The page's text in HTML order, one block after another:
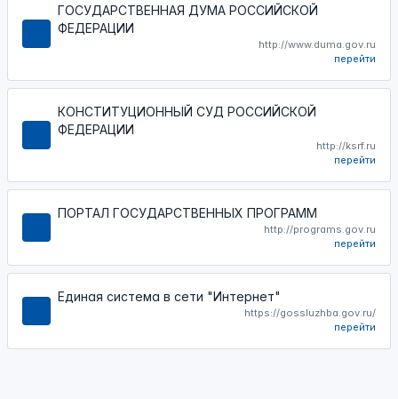
ГОСУДАРСТВЕННАЯ ДУМА РОССИЙСКОЙ
ФЕДЕРАЦИИ
http://www.duma.gov.ru
перейти
КОНСТИТУЦИОННЫЙ СУД РОССИЙСКОЙ
ФЕДЕРАЦИИ
http://ksrf.ru
перейти
ПОРТАЛ ГОСУДАРСТВЕННЫХ ПРОГРАММ
http://programs.gov.ru
перейти
Единая система в сети "Интернет"
https://gossluzhba.gov.ru/
перейти